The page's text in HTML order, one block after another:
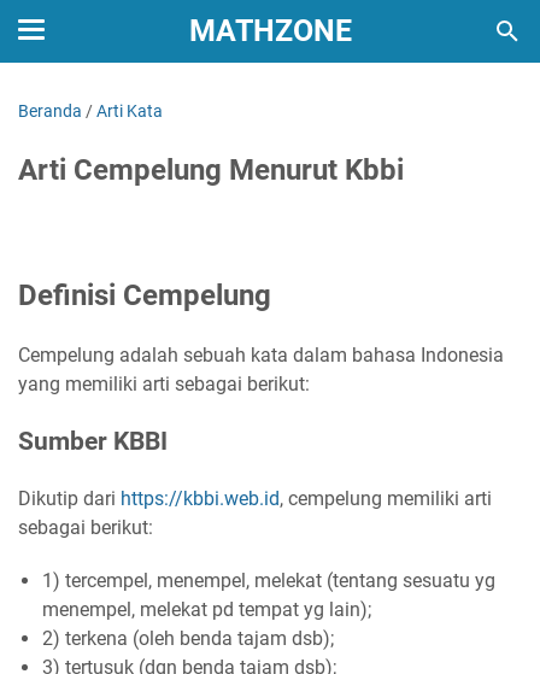
MATHZONE
Beranda /Arti Kata
Arti Cempelung Menurut Kbbi
Definisi Cempelung
Cempelung adalah sebuah kata dalam bahasa Indonesia
yang memiliki arti sebagai berikut:
Sumber KBBI
Dikutip dari https://kbbi.web.id, cempelung memiliki arti
sebagai berikut:
1) tercempel, menempel, melekat (tentang sesuatu yg
menempel, melekat pd tempat yg lain);
2) terkena (oleh benda tajam dsb);
3) tertusuk (dgn benda tajam dsb);